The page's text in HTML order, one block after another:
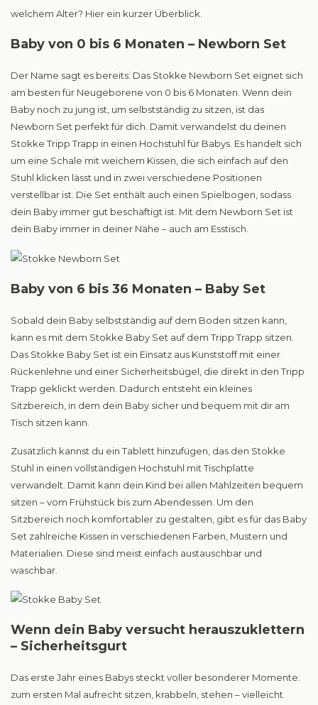
welchem Alter? Hier ein kurzer Überblick.
Baby von 0 bis 6 Monaten – Newborn Set
Der Name sagt es bereits: Das Stokke Newborn Set eignet sich
am besten für Neugeborene von 0 bis 6 Monaten. Wenn dein
Baby noch zu jung ist, um selbstständig zu sitzen, ist das
Newborn Set perfekt für dich. Damit verwandelst du deinen
Stokke Tripp Trapp in einen Hochstuhl für Babys. Es handelt sich
um eine Schale mit weichem Kissen, die sich einfach auf den
Stuhl klicken lässt und in zwei verschiedene Positionen
verstellbar ist. Die Set enthält auch einen Spielbogen, sodass
dein Baby immer gut beschäftigt ist. Mit dem Newborn Set ist
dein Baby immer in deiner Nähe – auch am Esstisch.
Baby von 6 bis 36 Monaten – Baby Set
Sobald dein Baby selbstständig auf dem Boden sitzen kann,
kann es mit dem Stokke Baby Set auf dem Tripp Trapp sitzen.
Das Stokke Baby Set ist ein Einsatz aus Kunststoff mit einer
Rückenlehne und einer Sicherheitsbügel, die direkt in den Tripp
Trapp geklickt werden. Dadurch entsteht ein kleines
Sitzbereich, in dem dein Baby sicher und bequem mit dir am
Tisch sitzen kann.
Zusätzlich kannst du ein Tablett hinzufügen, das den Stokke
Stuhl in einen vollständigen Hochstuhl mit Tischplatte
verwandelt. Damit kann dein Kind bei allen Mahlzeiten bequem
sitzen – vom Frühstück bis zum Abendessen. Um den
Sitzbereich noch komfortabler zu gestalten, gibt es für das Baby
Set zahlreiche Kissen in verschiedenen Farben, Mustern und
Materialien. Diese sind meist einfach austauschbar und
waschbar.
Wenn dein Baby versucht herauszuklettern
– Sicherheitsgurt
Das erste Jahr eines Babys steckt voller besonderer Momente:
zum ersten Mal aufrecht sitzen, krabbeln, stehen – vielleicht